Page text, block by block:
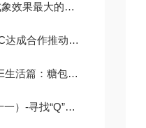
大的象差有哪些?
推动制药相关研发进程
：糖包里有什么？
的原因(4):“单选题”or“多选题”